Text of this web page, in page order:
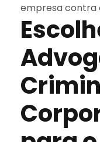
empresa contra